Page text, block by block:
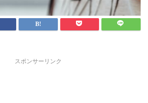
スポンサーリンク